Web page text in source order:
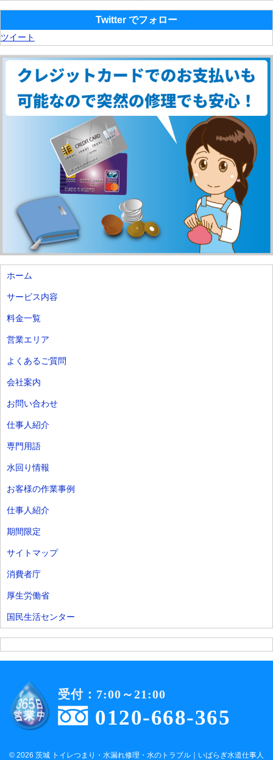
Twitter でフォロー
ツイート
ホーム
サービス内容
料金一覧
営業エリア
よくあるご質問
会社案内
お問い合わせ
仕事人紹介
専門用語
水回り情報
お客様の作業事例
仕事人紹介
期間限定
サイトマップ
消費者庁
厚生労働省
国民生活センター
0120-668-365
受付：7:00～21:00
© 2026 茨城 トイレつまり・水漏れ修理・水のトラブル｜いばらぎ水道仕事人